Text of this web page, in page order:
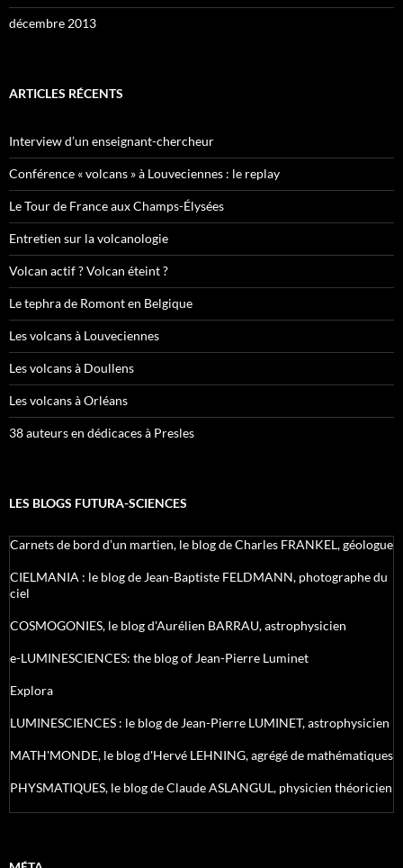
décembre 2013
ARTICLES RÉCENTS
Interview d’un enseignant-chercheur
Conférence « volcans » à Louveciennes : le replay
Le Tour de France aux Champs-Élysées
Entretien sur la volcanologie
Volcan actif ? Volcan éteint ?
Le tephra de Romont en Belgique
Les volcans à Louveciennes
Les volcans à Doullens
Les volcans à Orléans
38 auteurs en dédicaces à Presles
LES BLOGS FUTURA-SCIENCES
Carnets de bord d’un martien, le blog de Charles FRANKEL, géologue
CIELMANIA : le blog de Jean-Baptiste FELDMANN, photographe du
ciel
COSMOGONIES, le blog d'Aurélien BARRAU, astrophysicien
e-LUMINESCIENCES: the blog of Jean-Pierre Luminet
Explora
LUMINESCIENCES : le blog de Jean-Pierre LUMINET, astrophysicien
MATH'MONDE, le blog d'Hervé LEHNING, agrégé de mathématiques
PHYSMATIQUES, le blog de Claude ASLANGUL, physicien théoricien